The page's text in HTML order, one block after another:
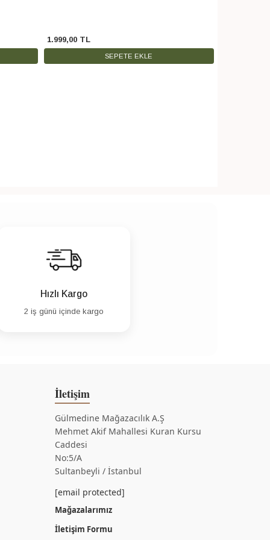
1.999,00 TL
SEPETE EKLE
Hızlı Kargo
2 iş günü içinde kargo
İletişim
Gülmedine Mağazacılık A.Ş
Mehmet Akif Mahallesi Kuran Kursu
Caddesi
No:5/A
Sultanbeyli / İstanbul
[email protected]
Mağazalarımız
İletişim Formu